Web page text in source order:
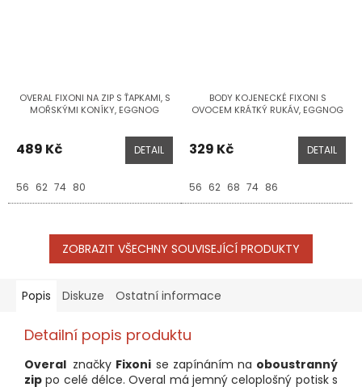
OVERAL FIXONI NA ZIP S ŤAPKAMI, S
MOŘSKÝMI KONÍKY, EGGNOG
489 Kč DETAIL
56 62 74 80
BODY KOJENECKÉ FIXONI S
OVOCEM KRÁTKÝ RUKÁV, EGGNOG
329 Kč DETAIL
56 62 68 74 86
ZOBRAZIT VŠECHNY SOUVISEJÍCÍ PRODUKTY
Popis Diskuze Ostatní informace
Detailní popis produktu
Overal značky Fixoni se zapínáním na oboustranný
zip po celé délce. Overal má jemný celoplošný potisk s